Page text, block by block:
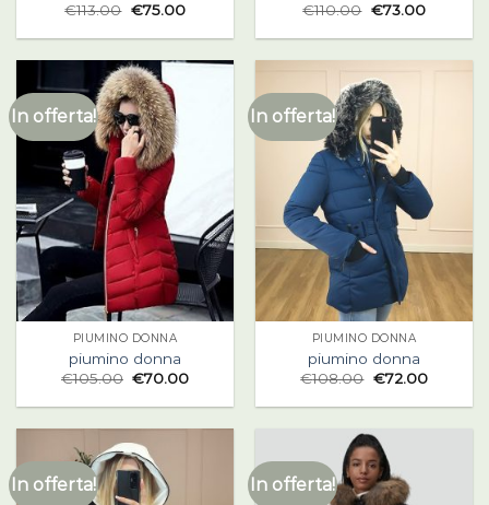
€113.00 €75.00
€110.00 €73.00
In offerta!
PIUMINO DONNA
piumino donna
€105.00 €70.00
In offerta!
PIUMINO DONNA
piumino donna
€108.00 €72.00
In offerta! In offerta!